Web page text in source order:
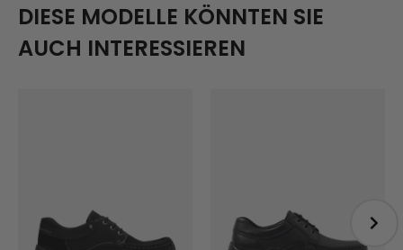
DIESE MODELLE KÖNNTEN SIE
AUCH INTERESSIEREN